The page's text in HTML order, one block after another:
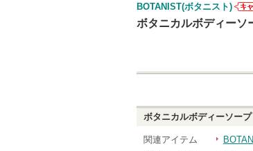
BOTANIST(ボタニスト)
あ
ボタニカルボディーソ
ボタニカルボディーソー
関連アイテム